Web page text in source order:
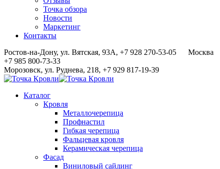
Точка обзора
Новости
Маркетинг
Контакты
Ростов-на-Дону, ул. Вятская, 93А, +7 928 270-53-05 Москва
+7 985 800-73-33
Морозовск, ул. Руднева, 218, +7 929 817-19-39
Каталог
Кровля
Металлочерепица
Профнастил
Гибкая черепица
Фальцевая кровля
Керамическая черепица
Фасад
Виниловый сайдинг